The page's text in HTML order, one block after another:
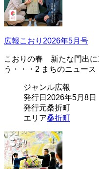
広報こおり2026年5月号
こおりの春 新たな門出
う・・・2 まちのニュース
ジャンル広報
発行日 2026年5月8日
発行元桑折町
エリア桑折町